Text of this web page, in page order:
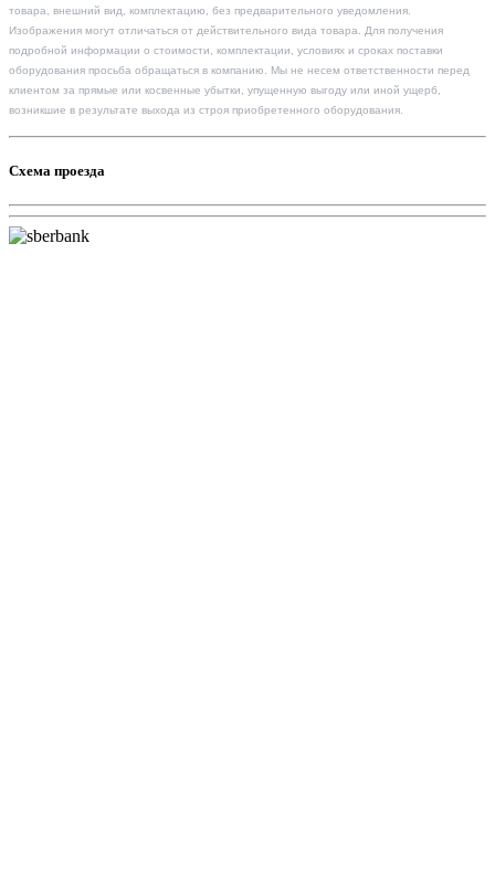
товара, внешний вид, комплектацию, без предварительного уведомления.
Изображения могут отличаться от действительного вида товара. Для получения
подробной информации о стоимости, комплектации, условиях и сроках поставки
оборудования просьба обращаться в компанию. Мы не несем ответственности перед
клиентом за прямые или косвенные убытки, упущенную выгоду или иной ущерб,
возникшие в результате выхода из строя приобретенного оборудования.
Схема проезда